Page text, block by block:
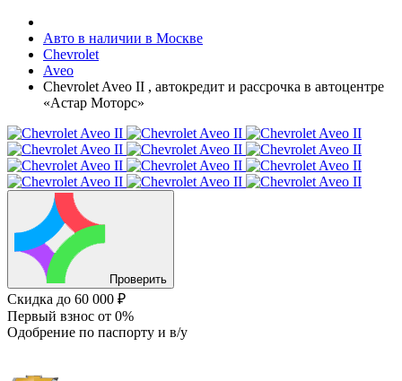
Авто в наличии в Москве
Chevrolet
Aveo
Chevrolet Aveo II , автокредит и рассрочка в автоцентре
«Астар Моторс»
Проверить
Скидка до 60 000 ₽
Первый взнос от 0%
Одобрение по паспорту и в/у